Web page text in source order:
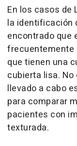
En los casos de
la identificación
encontrado que
frecuentemente
que tienen una
cubierta lisa. No
llevado a cabo
para comparar
pacientes con
texturada.